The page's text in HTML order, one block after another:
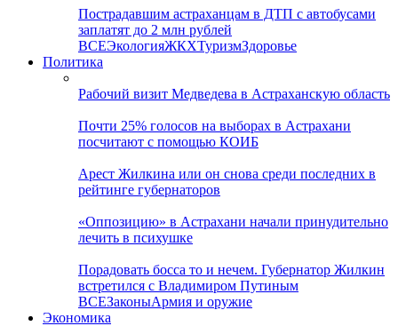
Пострадавшим астраханцам в ДТП с автобусами
заплатят до 2 млн рублей
ВСЕЭкологияЖКХТуризмЗдоровье
Политика
Рабочий визит Медведева в Астраханскую область
Почти 25% голосов на выборах в Астрахани
посчитают с помощью КОИБ
Арест Жилкина или он снова среди последних в
рейтинге губернаторов
«Оппозицию» в Астрахани начали принудительно
лечить в психушке
Порадовать босса то и нечем. Губернатор Жилкин
встретился с Владимиром Путиным
ВСЕЗаконыАрмия и оружие
Экономика